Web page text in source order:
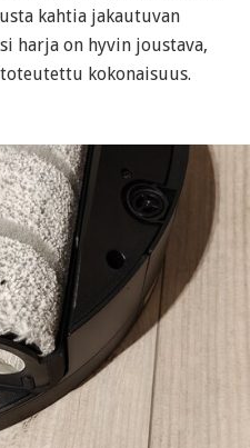
kahtia jakautuvan
harja on hyvin joustava,
kokonaisuus.